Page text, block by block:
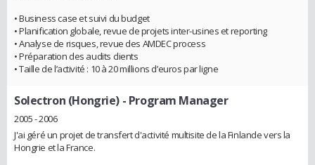
• Business case et suivi du budget
• Planification globale, revue de projets inter-usines et reporting
• Analyse de risques, revue des AMDEC process
• Préparation des audits clients
• Taille de l’activité : 10 à 20 millions d’euros par ligne
Solectron (Hongrie) - Program Manager
2005 - 2006
J'ai géré un projet de transfert d'activité multisite de la Finlande vers la
Hongrie et la France.